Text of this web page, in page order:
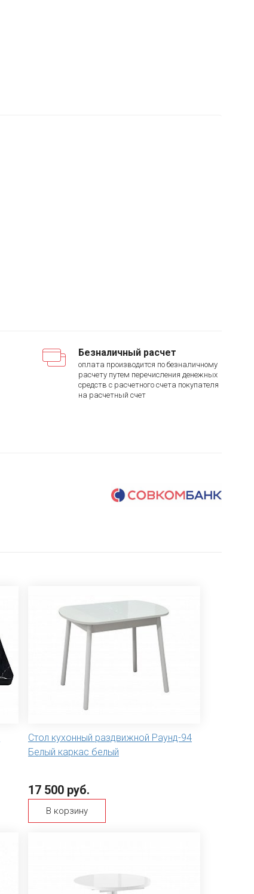
Безналичный расчет
оплата производится по безналичному
расчету путем перечисления денежных
средств с расчетного счета покупателя
на расчетный счет
Стол кухонный раздвижной Раунд-94
Белый каркас белый
17 500 руб.
В корзину